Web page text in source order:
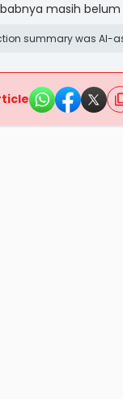
masih
summary was AI-